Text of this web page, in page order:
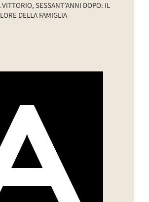
VITTORIO, SESSANT’ANNI DOPO: IL
DELLA FAMIGLIA